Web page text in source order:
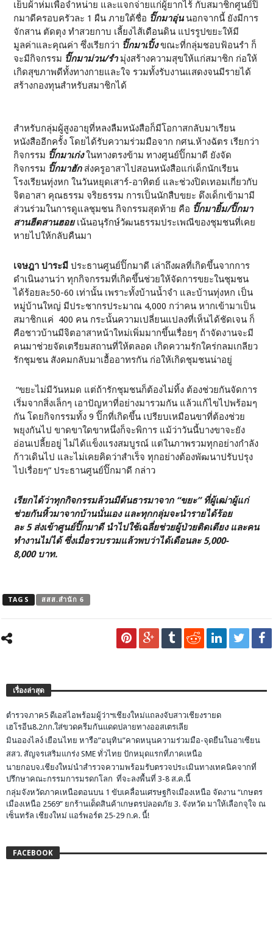
เย็บผ้าห่มเพื่อจำหน่าย และแจกจ่ายแก่ผู้ยากไร้ กับสมาชิกศูนย์ปิ๊
กมาดีครอบครัวละ 1 ผืน ภายใต้ชื่อ ปิ๊กมาอุ่นนอกจากนี้ ยังมีการ
จักสาน ตัดตุง ทำสวยกาบ เลี้ยงไส้เดือนดิน แปรรูปขยะให้มี
มูลค่าและคุณค่า ซึ่งเรียกว่า ปิ๊กมาเปิ้งขณะที่กลุ่มชอบฟ้อนรำ ก็
จะมีกิจกรรม ปิ๊กมาม่วน/รำ มุ่งสร้างความสุขให้แก่สมาชิก ก่อให้
เกิดสุขภาพดีทั้งทางกายและใจ รวมทั้งรับงานแสดงจนมีรายได้
สร้างกองทุนสำหรับสมาชิกได้
สำหรับกลุ่มผู้สูงอายุที่หลงลืมหนังสือก็มีโอกาสกลับมาเรียน
หนังสืออีกครั้ง โดยได้รับความร่วมมือจาก กศน.ห้างฉัตร เรียกว่า
กิจกรรม ปิ๊กมาเก่งในทางตรงข้าม ทางศูนย์ปิ๊กมาดี ยังจัด
กิจกรรม ปิ๊กมาฮักส่งครูอาสาไปสอนหนังสือแก่เด็กนักเรียน
โรงเรียนทุ่งหก ในวันหยุดเสาร์-อาทิตย์ และช่วงปิดเทอมเกี่ยวกับ
จิตอาสา คุณธรรม จริยธรรม การเป็นนักสืบขยะ ดึงเด็กเข้ามามี
ส่วนร่วมในการดูแลชุมชน กิจกรรมสุดท้าย คือ ปิ๊กมายิ้ม/ปิ๊กมา
สานฮีตสานฮอยเน้นอนุรักษ์วัฒนธรรมประเพณีของชุมชนที่เคย
หายไปให้กลับคืนมา
เจษฎา ปาระมี ประธานศูนย์ปิ๊กมาดี เล่าถึงผลที่เกิดขึ้นจากการ
ดำเนินงานว่า ทุกกิจกรรมที่เกิดขึ้นช่วยให้จัดการขยะในชุมชน
ได้ร้อยละ50-60 เท่านั้น เพราะทั้งบ้านน้ำจำ และบ้านทุ่งหก เป็น
หมู่บ้านใหญ่ มีประชากรประมาณ 4,000 กว่าคน หากเข้ามาเป็น
สมาชิกแค่ 400 คน กระนั้นความเปลี่ยนแปลงที่เห็นได้ชัดเจน ก็
คือชาวบ้านมีจิตอาสาหน้าใหม่เพิ่มมากขึ้นเรื่อยๆ ถ้าจัดงานจะมี
คนมาช่วยจัดเตรียมสถานที่ให้ตลอด เกิดความรักใคร่กลมเกลียว
รักชุมชน สังคมกลับมาเอื้ออาทรกัน ก่อให้เกิดชุมชนน่าอยู่
“ขยะไม่มีวันหมด แต่ถ้ารักชุมชนก็ต้องไม่ทิ้ง ต้องช่วยกันจัดการ
เริ่มจากสิ่งเล็กๆ เอาปัญหาที่อย่างมารวมกัน แล้วแก้ไขไปพร้อมๆ
กัน โดยกิจกรรมทั้ง9ปิ๊กที่เกิดขึ้น เปรียบเหมือนขาที่ต้องช่วย
พยุงกันไป ขาดขาใดขาหนึ่งก็จะพิการ แม้ว่าวันนี้บางขาจะยัง
อ่อนเปลี้ยอยู่ ไม่ได้แข็งแรงสมบูรณ์ แต่ในภาพรวมทุกอย่างกำลัง
ก้าวเดินไป และไม่เคยคิดว่าสำเร็จ ทุกอย่างต้องพัฒนาปรับปรุง
ไปเรื่อยๆ” ประธานศูนย์ปิ๊กมาดี กล่าว
เรียกได้ว่าทุกกิจกรรมล้วนมีต้นธารมาจาก “ขยะ” ที่ผู้เฒ่าผู้แก่
ช่วยกันหิ้วมาจากบ้านนั่นเอง และทุกกลุ่มจะนำรายได้ร้อย
ละ5ส่งเข้าศูนย์ปิ๊กมาดี นำไปใช้เฉลี่ยช่วยผู้ป่วยติดเตียง และคน
ทำงานไม่ได้ ซึ่งเมื่อรวบรวมแล้วพบว่าได้เดือนละ5,000-
8,000บาท.
TAGS สสส.สำนัก 6
เรื่องล่าสุด
ตำรวจภาค5 ดีเอสไอพร้อมผู้ว่าฯเชียงใหม่แถลงจับสาวเชียงรายด
เฮโรอีน8.2กก.ใส่ขวดครีมกันแดดปลายทางออสเตรเลีย
มินอองไลง์ เยือนไทย หารือ”อนุทิน”คาดหนุนความร่วมมือ-จุดยืนในอาเซียน
สสว. สัญจรเสริมแกร่ง SME ทั่วไทย ปักหมุดแรกที่ภาคเหนือ
นายกอบจ.เชียงใหม่นำสำรวจความพร้อมรับตรวจประเมินทางเทคนิคจากที่
ปรึกษาคณะกรรมการมรดกโลก ที่จะลงพื้นที่ 3-8 ส.ค.นี้
กลุ่มจังหวัดภาคเหนือตอนบน 1 ขับเคลื่อนเศรษฐกิจเมืองเหนือ จัดงาน “เกษตร
เมืองเหนือ 2569” ยกร้านเด็ดสินค้าเกษตรปลอดภัย 3. จังหวัด มาให้เลือกจุใจ ณ
เซ็นทรัล เชียงใหม่ แอร์พอร์ต 25-29 ก.ค. นี้!
FACEBOOK